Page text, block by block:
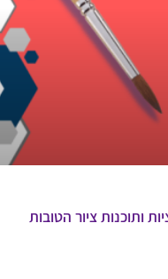
ותוכנות ציור הטובות